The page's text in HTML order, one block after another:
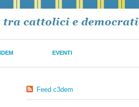
EVENTI
Feed c3dem